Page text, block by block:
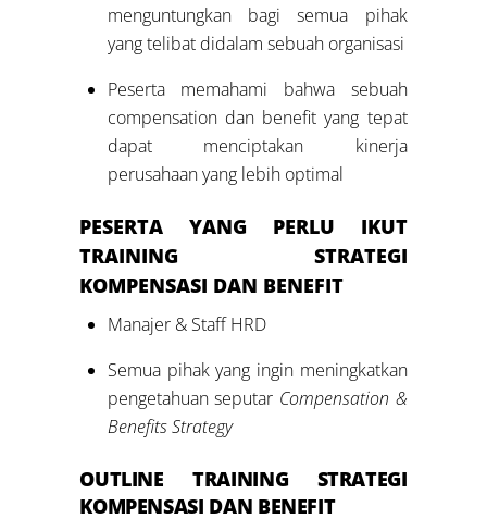
menguntungkan bagi semua pihak
yang telibat didalam sebuah organisasi
Peserta memahami bahwa sebuah
compensation dan benefit yang tepat
dapat menciptakan kinerja
perusahaan yang lebih optimal
PESERTA YANG PERLU IKUT
TRAINING STRATEGI
KOMPENSASI DAN BENEFIT
Manajer & Staff HRD
Semua pihak yang ingin meningkatkan
pengetahuan seputar Compensation &
Benefits Strategy
OUTLINETRAINING STRATEGI
KOMPENSASI DAN BENEFIT